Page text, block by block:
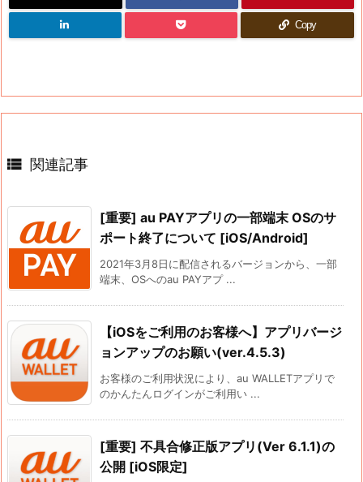
Copy
 関連記事
[重要] au PAYアプリの一部端末 OSのサ
ポート終了について [iOS/Android]
2021年3月8日に配信されるバージョンから、一部
端末、OSへのau PAYアプ ...
【iOSをご利用のお客様へ】アプリバージ
ョンアップのお願い(ver.4.5.3)
お客様のご利用状況により、au WALLETアプリで
のかんたんログインがご利用い ...
[重要] 不具合修正版アプリ(Ver 6.1.1)の
公開 [iOS限定]